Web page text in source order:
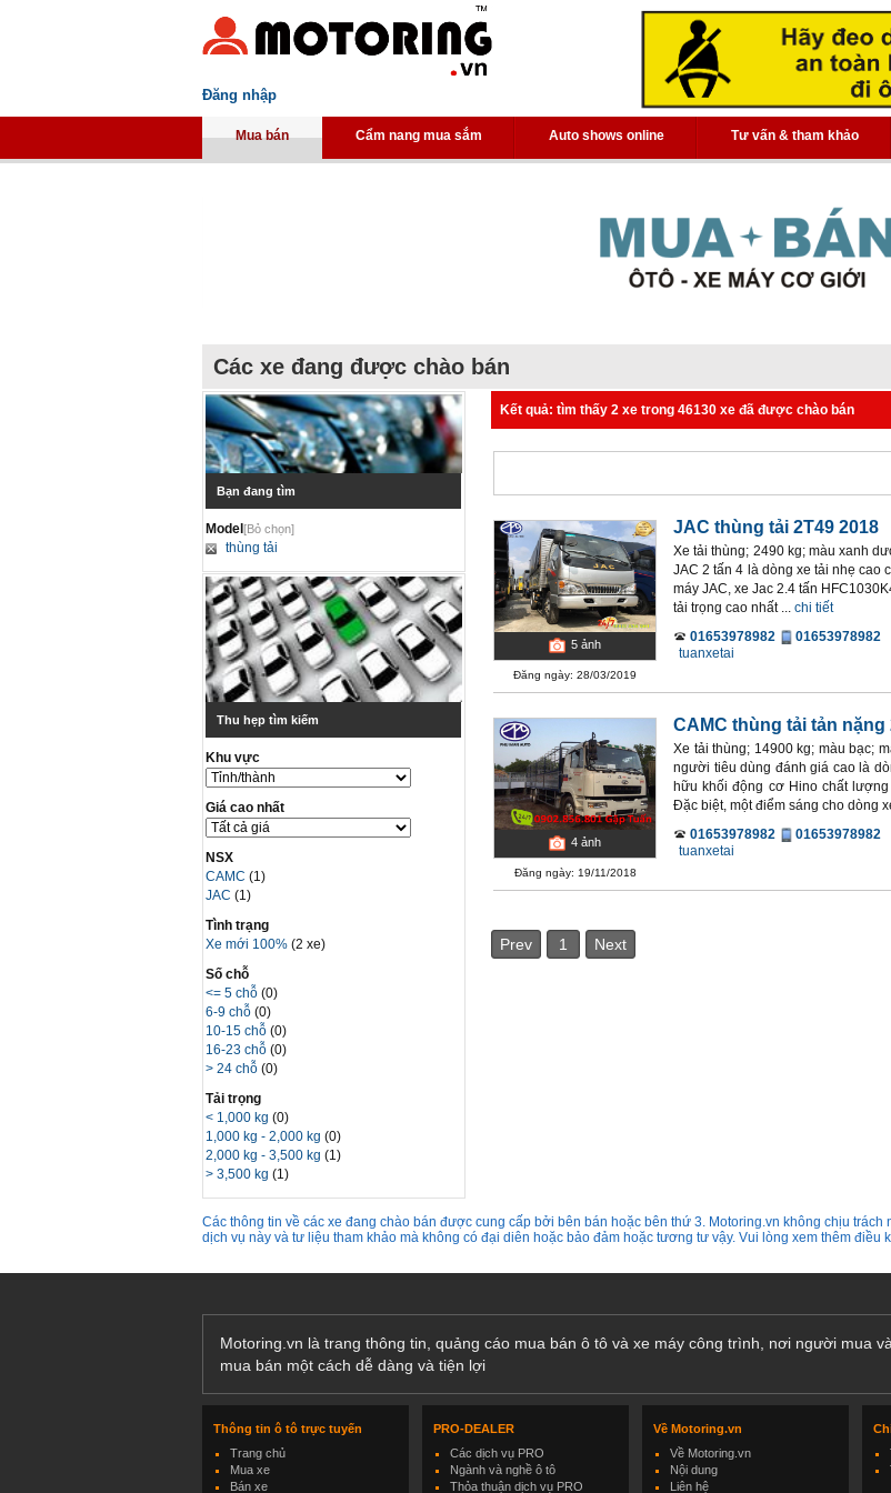
Đăng nhập
Mua bán Cẩm nang mua sắm Auto shows online Tư vấn & tham khảo
Các xe đang được chào bán
Bạn đang tìm
Model[Bỏ chọn]
thùng tải
Thu hẹp tìm kiếm
Khu vực
Giá cao nhất
NSX
CAMC(1)
JAC(1)
Tình trạng
Xe mới 100% (2 xe)
Số chỗ
<= 5 chỗ(0)
6-9 chỗ(0)
10-15 chỗ(0)
16-23 chỗ(0)
> 24 chỗ(0)
Tải trọng
< 1,000 kg(0)
1,000 kg - 2,000 kg(0)
2,000 kg - 3,500 kg(1)
> 3,500 kg(1)
Kết quả: tìm thấy 2 xe trong 46130 xe đã được chào bán
5 ảnh
Đăng ngày: 28/03/2019
JAC thùng tải 2T49 2018
Xe tải thùng; 2490 kg; màu xanh
JAC 2 tấn 4 là dòng xe tải nhẹ cao
máy JAC, xe Jac 2.4 tấn
tải trọng cao nhất ... chi tiết
01653978982
01653978982
tuanxetai
4 ảnh
Đăng ngày: 19/11/2018
CAMC thùng tải tản nặng
Xe tải thùng; 14900 kg; màu bạc;
người tiêu dùng đánh giá cao là
hữu khối động cơ Hino chất
Đặc biệt, một điểm sáng cho dòng
01653978982
01653978982
tuanxetai
Prev 1 Next
Các thông tin về các xe đang chào bán được cung cấp bởi bên bán hoặc bên thứ 3. Motoring.vn không chịu
dịch vụ này và tư liệu tham khảo mà không có đại diên hoặc bảo đảm hoặc tương tư vậy. Vui lòng xem thêm điều
Motoring.vn là trang thông tin, quảng cáo mua bán ô tô và xe máy công trình, nơi người mua
mua bán một cách dễ dàng và tiện lợi
Thông tin ô tô trực tuyến
Trang chủ
Mua xe
Bán xe
PRO-DEALER
Các dịch vụ PRO
Ngành và nghề ô tô
Thỏa thuận dịch vụ PRO
Về Motoring.vn
Về Motoring.vn
Nội dung
Liên hệ